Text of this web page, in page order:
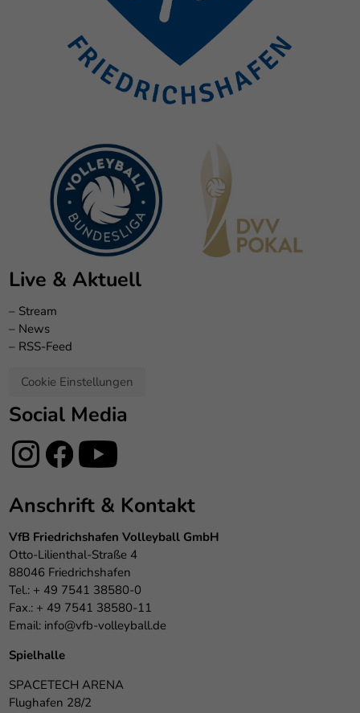
Live & Aktuell
– Stream
– News
– RSS-Feed
Cookie Einstellungen
Social Media
Anschrift & Kontakt
VfB Friedrichshafen Volleyball GmbH
Otto-Lilienthal-Straße 4
88046 Friedrichshafen
Tel.: + 49 7541 38580-0
Fax.: + 49 7541 38580-11
Email: info@vfb-volleyball.de
Spielhalle
SPACETECH ARENA
Flughafen 28/2